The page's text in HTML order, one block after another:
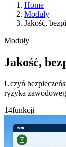
Home
Moduły
Jakość,
Moduły
Jakość,
Uczyń
ryzyka
14funkcji